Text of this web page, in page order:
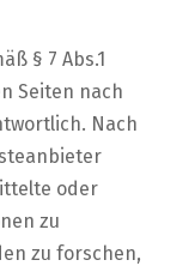
§ 7 Abs.1
Seiten nach
Nach
oder
zu
zu forschen,